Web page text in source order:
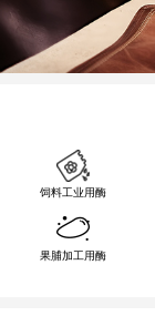
饲料工业用酶
果脯加工用酶